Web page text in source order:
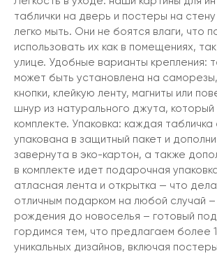
таблички на дверь и постеры на
легко мыть. Они не боятся влаги, что
использовать их как в помещениях,
улице. Удобные варианты крепления:
может быть установлена на саморезы,
кнопки, клейкую ленту, магниты или
шнур из натурального джута, который
комплекте. Упаковка: каждая табличка
упакована в защитный пакет и
завернута в эко-картон, а также
в комплекте идет подарочная
атласная лента и открытка — что
отличным подарком на любой случай –
рождения до новоселья – готовый
гордимся тем, что предлагаем более
уникальных дизайнов, включая